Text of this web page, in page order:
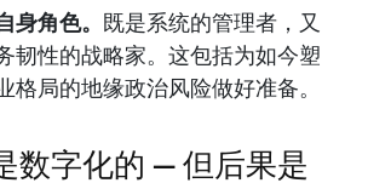
身角色。 既是系统的管理者，又
韧性的战略家。这包括为如今塑
格局的地缘政治风险做好准备。
数字化的 — 但后果是